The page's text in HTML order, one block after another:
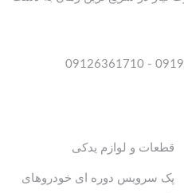
قطعات و لوازم یدکی
پک سرویس دوره ای خودروهای